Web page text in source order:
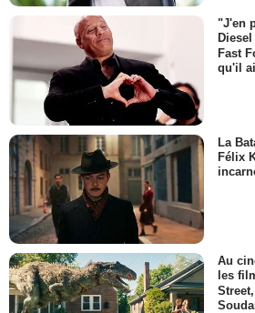
"J'en
Fast
qu'il
La
Félix
Au
les